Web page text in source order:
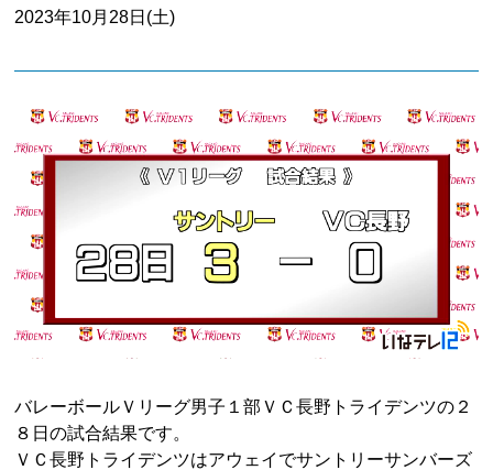
2023年10月28日(土)
バレーボールＶリーグ男子１部ＶＣ長野トライデンツの２
８日の試合結果です。
ＶＣ長野トライデンツはアウェイでサントリーサンバーズ